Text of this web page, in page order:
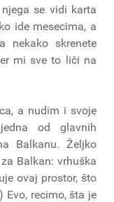
se vidi karta
ide mesecima, a
nekako skrenete
mi sve to liči na
a nudim i svoje
od glavnih
Balkanu. Željko
Balkan: vrhuška
ovaj prostor, što
Evo, recimo, šta je